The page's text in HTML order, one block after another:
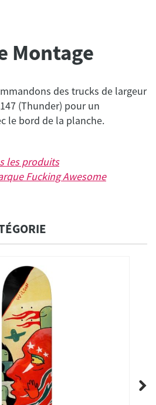
Montage
des trucks de largeur
(Thunder) pour un
le bord de la planche.
les produits
Fucking Awesome